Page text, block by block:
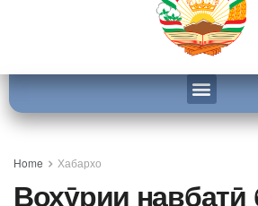
Home Хабархо
Вохӯрии навбатӣ